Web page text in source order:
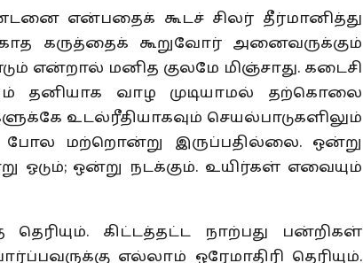
என்பதைக் கூடச் சிலர் தீர்மானித்து
கருத்தைக் கூறுவோர் அனைவருக்கும்
என்றால் மனித குலமே மிஞ்சாது. கடைசி
தனியாக வாழ முடியாமல் தற்கொலை
உடல்ரீதியாகவும் செயல்பாடுகளிலும்
மற்றொன்று இருப்பதில்லை. ஒன்று
ஓடும்; ஒன்று நடக்கும். உயிர்கள் எவையும்
கிட்டத்தட்ட நாற்பது பன்றிகள்
எல்லாம் ஒரேமாதிரி தெரியும்.